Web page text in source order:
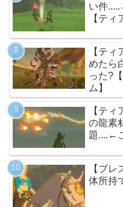
い件
【テ
【テ
めたら
った?
ム】
【テ
の龍素
題....←
【ブ
体所持